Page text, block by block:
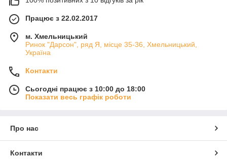
Працює з 22.02.2017
м. Хмельницький
Ринок "Дарсон", ряд Я, місце 35-36, Хмельницький,
Україна
Контакти
Сьогодні працює з 10:00 до 18:00
Показати весь графік роботи
Про нас
Контакти